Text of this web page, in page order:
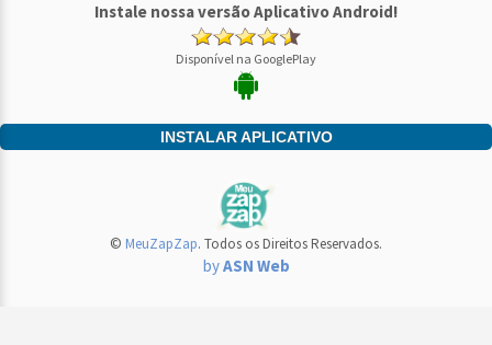
Instale nossa versão Aplicativo Android!
Disponível na GooglePlay
INSTALAR APLICATIVO
© MeuZapZap. Todos os Direitos Reservados.
byASN Web